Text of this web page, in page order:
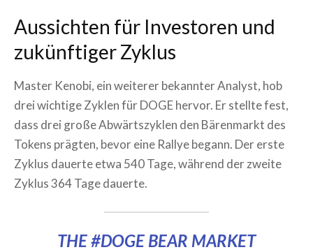
Aussichten für Investoren und
zukünftiger Zyklus
Master Kenobi, ein weiterer bekannter Analyst, hob
drei wichtige Zyklen für DOGE hervor. Er stellte fest,
dass drei große Abwärtszyklen den Bärenmarkt des
Tokens prägten, bevor eine Rallye begann. Der erste
Zyklus dauerte etwa 540 Tage, während der zweite
Zyklus 364 Tage dauerte.
THE#DOGE BEAR MARKET